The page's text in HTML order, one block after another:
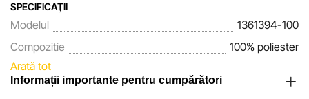
SPECIFICAŢII
Modelul
1361394-100
Compozitie
100% poliester
Arată tot
Informații importante pentru cumpărători